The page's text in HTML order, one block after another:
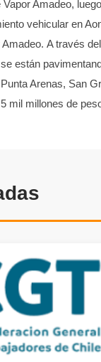
Amadeo,
vehicular en
A través
están
Arenas, San
mil millones de